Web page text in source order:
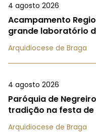
4 agosto 2026
Acampamento
grande laboratório
Arquidiocese de Braga
4 agosto 2026
Paróquia de
tradição na festa
Arquidiocese de Braga